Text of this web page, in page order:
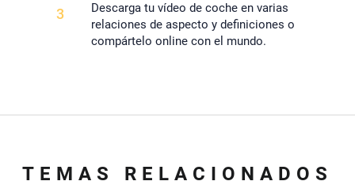
3
Descarga tu vídeo de coche en varias
relaciones de aspecto y definiciones o
compártelo online con el mundo.
TEMAS RELACIONADOS